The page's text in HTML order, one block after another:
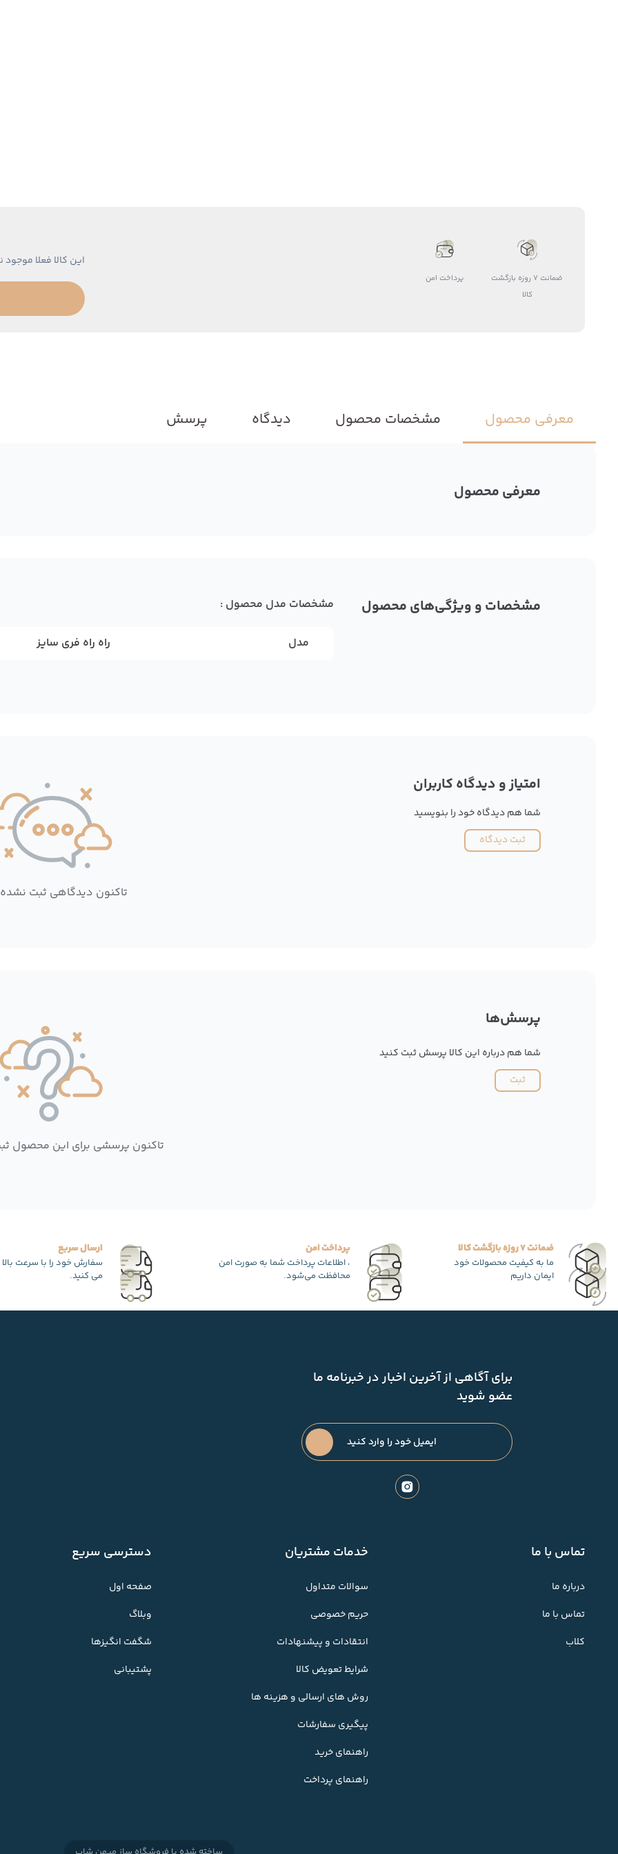
ضمانت 7 روزه بازگشت
کالا
پرداخت امن
این کالا فعلا
معرفی محصول مشخصات محصول دیدگاه پرسش
معرفی محصول
مشخصات و ویژگی‌های محصول مشخصات مدل محصول :
مدل راه راه فری سایز
امتیاز و دیدگاه کاربران
شما هم دیدگاه خود را بنویسید
ثبت دیدگاه
تاکنون دیدگاهی ثبت
پرسش‌ها
شما هم درباره این کالا پرسش ثبت کنید
ثبت
تاکنون پرسشی برای این محصول
ضمانت 7 روزه بازگشت کالا
ما به کیفیت محصولات خود
ایمان داریم
پرداخت امن
، اطلاعات پرداخت شما به صورت امن
محافظت می‌شود.
ارسال سریع
سفارش خود را با سرعت
می کنید.
برای آگاهی از آخرین اخبار در خبرنامه ما
عضو شوید
تماس با ما
درباره ما
تماس با ما
کلاب
خدمات مشتریان
سوالات متداول
حریم خصوصی
انتقادات و پیشنهادات
شرایط تعویض کالا
روش های ارسالی و هزینه ها
پیگیری سفارشات
راهنمای خرید
راهنمای پرداخت
دسترسی سریع
صفحه اول
وبلاگ
شگفت انگیزها
پشتیبانی